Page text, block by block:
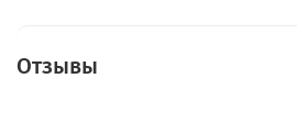
Отзывы